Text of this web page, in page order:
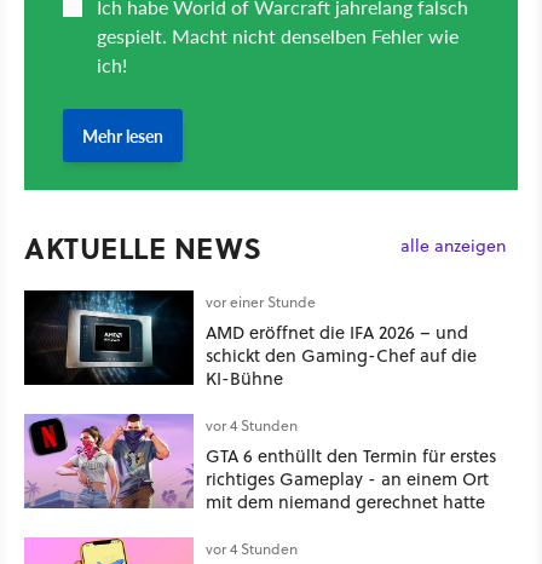
AKTUELLE NEWS alle anzeigen
vor einer Stunde
AMD eröffnet die IFA 2026 – und
schickt den Gaming-Chef auf die
KI-Bühne
vor 4 Stunden
GTA 6 enthüllt den Termin für erstes
richtiges Gameplay - an einem Ort
mit dem niemand gerechnet hatte
vor 4 Stunden